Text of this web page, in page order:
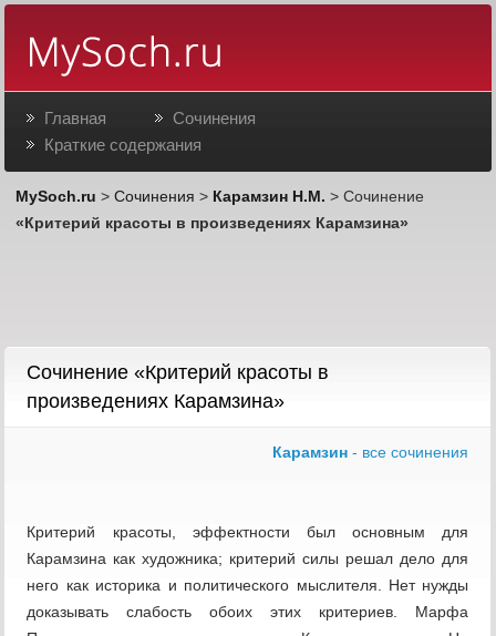
Главная
Сочинения
Краткие содержания
MySoch.ru >Сочинения > Карамзин Н.М. > Сочинение
«Критерий красоты в произведениях Карамзина»
Сочинение «Критерий красоты в
произведениях Карамзина»
Карамзин - все сочинения
Критерий красоты, эффектности был основным для
Карамзина как художника; критерий силы решал дело для
него как историка и политического мыслителя. Нет нужды
доказывать слабость обоих этих критериев. Марфа